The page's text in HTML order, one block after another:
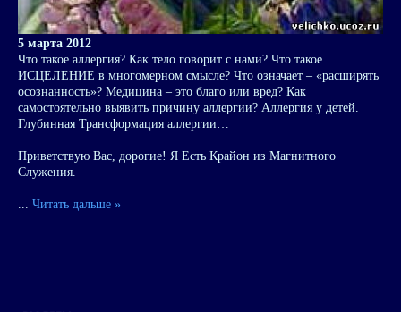
5 марта 2012
Что такое аллергия? Как тело говорит с нами? Что такое
ИСЦЕЛЕНИЕ в многомерном смысле? Что означает – «расширять
осознанность»? Медицина – это благо или вред? Как
самостоятельно выявить причину аллергии? Аллергия у детей.
Глубинная Трансформация аллергии…
Приветствую Вас, дорогие! Я Есть Крайон из Магнитного
Служения.
Читать дальше »